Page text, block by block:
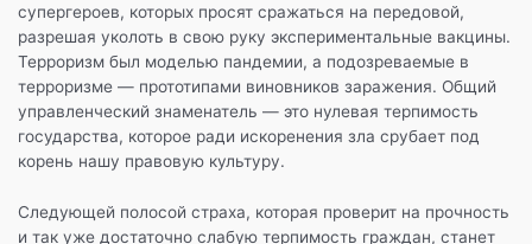
супергероев, которых просят сражаться на передовой,
разрешая уколоть в свою руку экспериментальные вакцины.
Терроризм был моделью пандемии, а подозреваемые в
терроризме — прототипами виновников заражения. Общий
управленческий знаменатель — это нулевая терпимость
государства, которое ради искоренения зла срубает под
корень нашу правовую культуру.
Следующей полосой страха, которая проверит на прочность
и так уже достаточно слабую терпимость граждан, станет